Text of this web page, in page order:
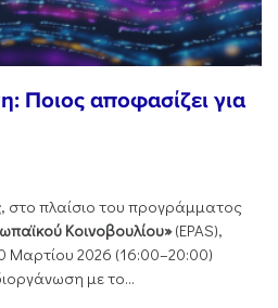
Ποιος αποφασίζει για
, στο πλαίσιο του προγράμματος
Κοινοβουλίου»(EPAS),
Μαρτίου 2026 (16:00–20:00)
με το...